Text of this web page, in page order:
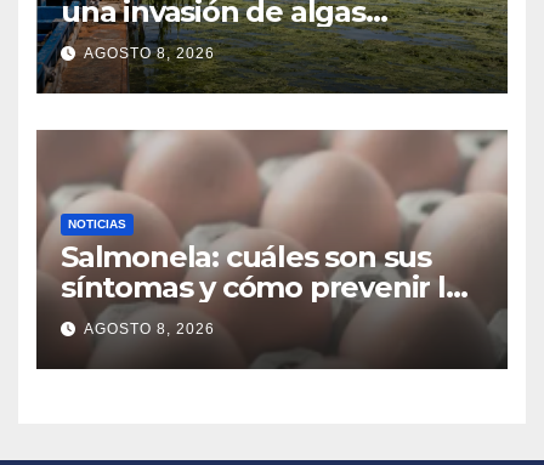
una invasión de algas
favorecida por el calor y los
residuos agrícolas
AGOSTO 8, 2026
NOTICIAS
Salmonela: cuáles son sus
síntomas y cómo prevenir las
infecciones alimentarias
AGOSTO 8, 2026